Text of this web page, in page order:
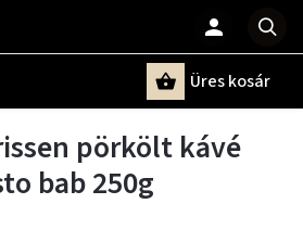
Üres kosár
pörkölt kávé
bab 250g